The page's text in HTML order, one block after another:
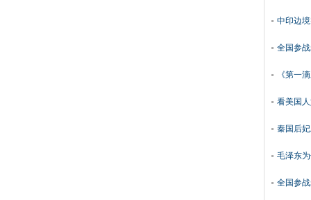
中印边
全国参
《第一
看美国
秦国后
毛泽东
全国参